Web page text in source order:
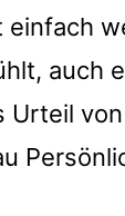
einfach
auch
Urteil